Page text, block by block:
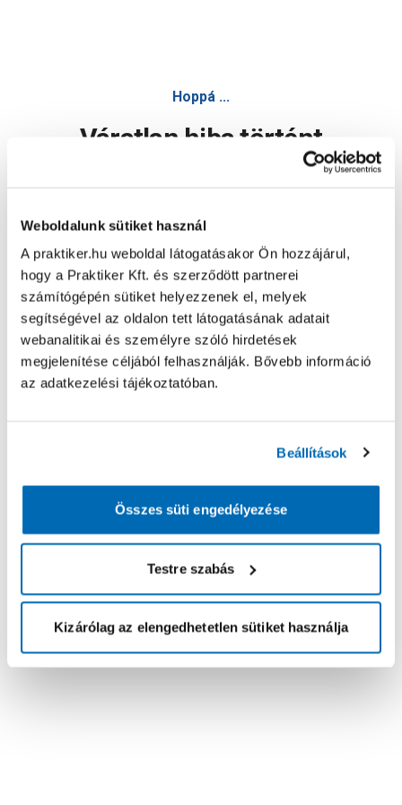
Weboldalunk sütiket használ
A praktiker.hu weboldal látogatásakor Ön hozzájárul,
hogy a Praktiker Kft. és szerződött partnerei
számítógépén sütiket helyezzenek el, melyek
segítségével az oldalon tett látogatásának adatait
webanalitikai és személyre szóló hirdetések
megjelenítése céljából felhasználják. Bővebb információ
az adatkezelési tájékoztatóban.
Beállítások
Összes süti engedélyezése
Testre szabás
Kizárólag az elengedhetetlen sütiket használja
Hoppá ...
Váratlan hiba történt
Oldal újratöltése